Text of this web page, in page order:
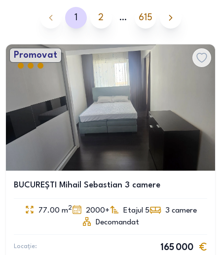
1 2 … 615
Promovat
BUCUREȘTI Mihail Sebastian 3 camere
77.00 m2 2000+ Etajul 5 3 camere
Decomandat
Locație:
165 000